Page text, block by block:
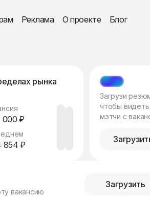
Реклама О проекте Блог
рынка
000 ₽
854 ₽
МЭТЧ
Загрузи
чтобы видеть
мэтчи с
вакансию
Загрузить